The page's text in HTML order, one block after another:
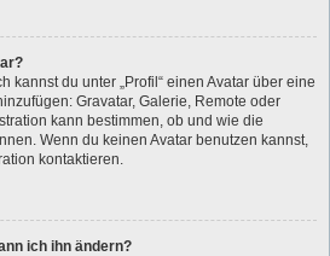
kannst du unter „Profil“ einen Avatar über eine
Gravatar, Galerie, Remote oder
kann bestimmen, ob und wie die
Wenn du keinen Avatar benutzen kannst,
kontaktieren.
ich ihn ändern?